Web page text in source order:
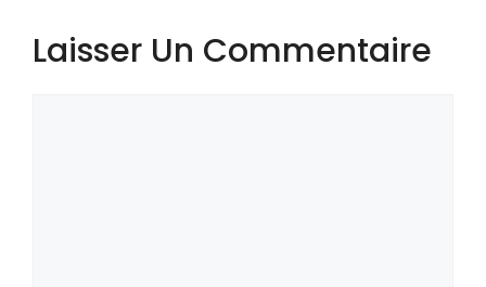
Laisser Un Commentaire